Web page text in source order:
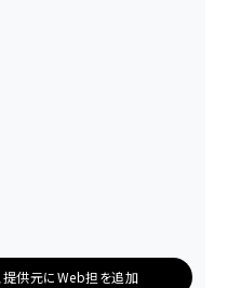
提供元にWeb担を追加